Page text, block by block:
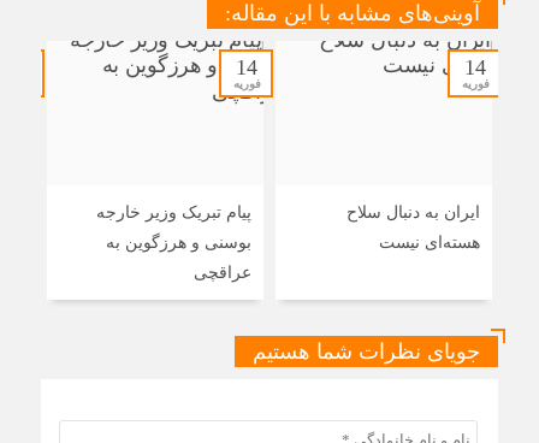
آوینی‌های مشابه با این مقاله:
14
فوریه
ایران به دنبال سلاح
هسته‌ای نیست
14
فوریه
پیام تبریک وزیر خارجه
بوسنی و هرزگوین به
عراقچی
جویای نظرات شما هستیم